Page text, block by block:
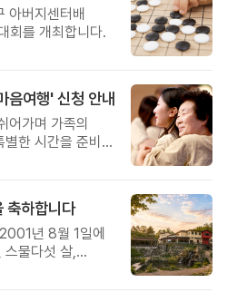
아버지센터배
회를 개최합니다.
음여행' 신청 안내
어가며 가족의
한 시간을 준비해
축하합니다
년 8월 1일에
스물다섯 살,